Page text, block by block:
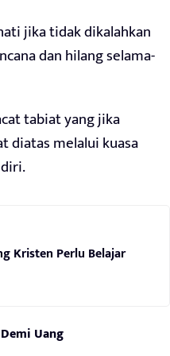
jika tidak dikalahkan
dan hilang selama-
tabiat yang jika
diatas melalui kuasa
Kristen Perlu Belajar
Uang